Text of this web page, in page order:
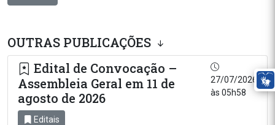
OUTRAS PUBLICAÇÕES
Edital de Convocação –
Assembleia Geral em 11 de
agosto de 2026
27/07/2026
às 05h58
Editais